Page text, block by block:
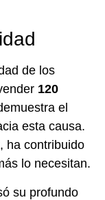
de los
120
el
esta causa.
ha contribuido
lo necesitan.
su profundo